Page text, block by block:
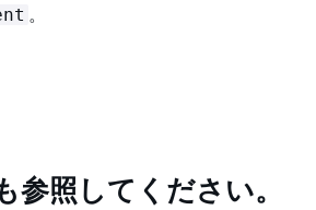
。
参照してください。